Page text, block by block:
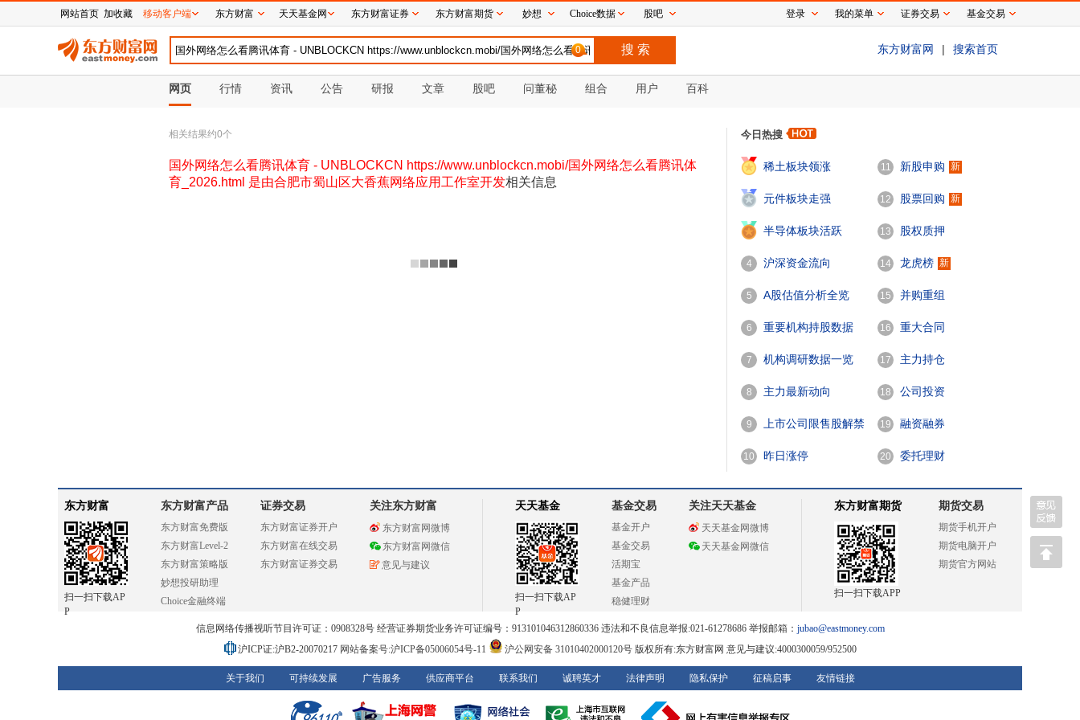
0 东方财富网 | 搜索首页
网页 行情 资讯 公告 研报 文章 股吧 问董秘 组合 用户 百科
相关结果约0个
国外网络怎么看腾讯体育 - UNBLOCKCN https://www.unblockcn.mobi/国外网络怎么看腾讯体
育_2026.html 是由合肥市蜀山区大香蕉网络应用工作室开发相关信息
今日热搜
稀土板块领涨
2
元件板块走强
3
半导体板块活跃
4 沪深资金流向
5 A股估值分析全览
6 重要机构持股数据
7 机构调研数据一览
8 主力最新动向
9 上市公司限售股解禁
一览
10 昨日涨停
11 新股申购 新
12 股票回购 新
13 股权质押
14 龙虎榜 新
15 并购重组
16 重大合同
17 主力持仓
18 公司投资
19 融资融券
20 委托理财
东方财富
扫一扫下载AP
P
东方财富产品
东方财富免费版
东方财富Level-2
东方财富策略版
妙想投研助理
Choice金融终端
证券交易
东方财富证券开户
东方财富在线交易
东方财富证券交易
关注东方财富
东方财富网微博
东方财富网微信
意见与建议
天天基金
扫一扫下载AP
P
基金交易
基金开户
基金交易
活期宝
基金产品
稳健理财
关注天天基金
天天基金网微博
天天基金网微信
东方财富期货
扫一扫下载APP
期货交易
期货手机开户
期货电脑开户
期货官方网站
信息网络传播视听节目许可证：0908328号 经营证券期货业务许可证编号：913101046312860336 违法和不良信息举报:021-61278686 举报邮箱： jubao@eastmoney.com
沪ICP证:沪B2-20070217 网站备案号:沪ICP备05006054号-11 沪公网安备 31010402000120号版权所有:东方财富网 意见与建议:4000300059/952500
关于我们 可持续发展 广告服务 供应商平台 联系我们 诚聘英才 法律声明 隐私保护 征稿启事 友情链接
网站首页 加收藏 移动客户端 东方财富 天天基金网 东方财富证券 东方财富期货 妙想 Choice数据 股吧 登录 我的菜单 证券交易 基金交易